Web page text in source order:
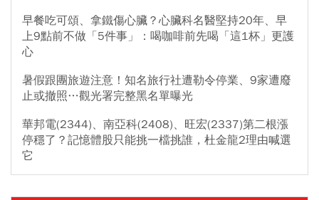
早餐吃可頌、拿鐵傷心臟？心臟科名醫堅持20年、早
上9點前不做「5件事」：喝咖啡前先喝「這1杯」更護
心
暑假跟團旅遊注意！知名旅行社遭勒令停業、9家遭廢
止或撤照…觀光署完整黑名單曝光
華邦電(2344)、南亞科(2408)、旺宏(2337)第二根漲
停穩了？記憶體股只能挑一檔挑誰，杜金龍2理由喊選
它